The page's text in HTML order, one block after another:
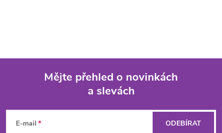
Mějte přehled o novinkách
a slevách
E-mail ODEBÍRAT